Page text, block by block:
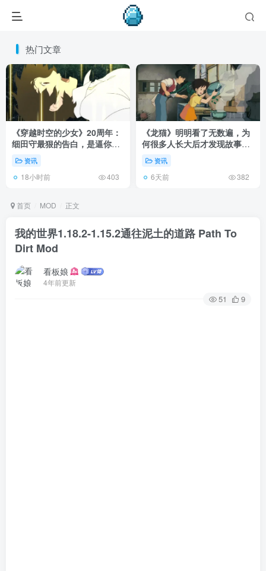
热门文章
《穿越时空的少女》20周年：
细田守最狠的告白，是逼你承
认有些夏天回不去了！
资讯
18小时前 403
《龙猫》明明看了无数遍，为
何很多人长大后才发现故事根
本不在 1988 年！
资讯
6天前 382
首页 MOD 正文
我的世界1.18.2-1.15.2通往泥土的道路 Path To
Dirt Mod
看板娘
4年前更新
51 9